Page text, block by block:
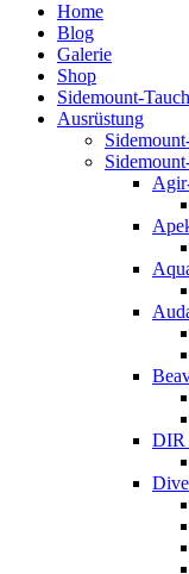
Home
Blog
Galerie
Shop
Sidemount-
Ausrüstung
DIR